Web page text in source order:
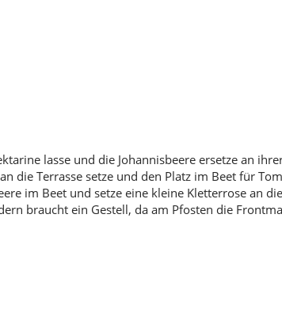
lasse und die Johannisbeere ersetze an
die Terrasse setze und den Platz im Beet für
im Beet und setze eine kleine Kletterrose an
braucht ein Gestell, da am Pfosten die